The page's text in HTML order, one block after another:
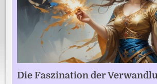
Die Faszination der